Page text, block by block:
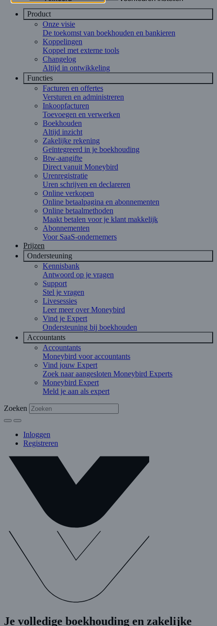
Product
Onze visie
De toekomst van boekhouden en bankieren
Koppelingen
Koppel met externe tools
Changelog
Altijd in ontwikkeling
Functies
Facturen en offertes
Versturen en administreren
Inkoopfacturen
Toevoegen en verwerken
Boekhouden
Altijd inzicht
Zakelijke rekening
Geïntegreerd in je boekhouding
Btw-aangifte
Direct vanuit Moneybird
Urenregistratie
Uren schrijven en declareren
Online verkopen
Online betaalpagina en abonnementen
Online betaalmethoden
Maakt betalen voor je klant makkelijk
Abonnementen
Voor SaaS-ondernemers
Prijzen
Ondersteuning
Kennisbank
Antwoord op je vragen
Support
Stel je vragen
Livesessies
Leer meer over Moneybird
Vind je Expert
Ondersteuning bij boekhouden
Accountants
Accountants
Moneybird voor accountants
Vind jouw Expert
Zoek naar aangesloten Moneybird Experts
Moneybird Expert
Meld je aan als expert
Zoeken
Inloggen
Registreren
Je volledige boekhouding en zakelijke